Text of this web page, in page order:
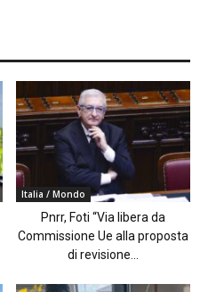
Italia / Mondo
Pnrr, Foti “Via libera da
Commissione Ue alla proposta
di revisione...